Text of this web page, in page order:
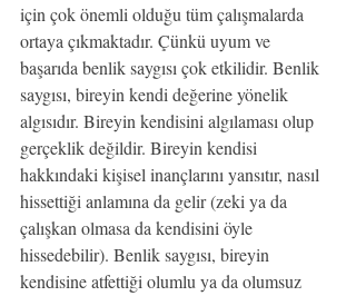
için çok önemli olduğu tüm çalışmalarda
ortaya çıkmaktadır. Çünkü uyum ve
başarıda benlik saygısı çok etkilidir. Benlik
saygısı, bireyin kendi değerine yönelik
algısıdır. Bireyin kendisini algılaması olup
gerçeklik değildir. Bireyin kendisi
hakkındaki kişisel inançlarını yansıtır, nasıl
hissettiği anlamına da gelir (zeki ya da
çalışkan olmasa da kendisini öyle
hissedebilir). Benlik saygısı, bireyin
kendisine atfettiği olumlu ya da olumsuz